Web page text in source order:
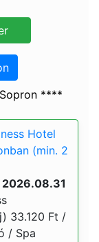
****
Hotel
(min. 2
33.120 Ft /
/ Spa